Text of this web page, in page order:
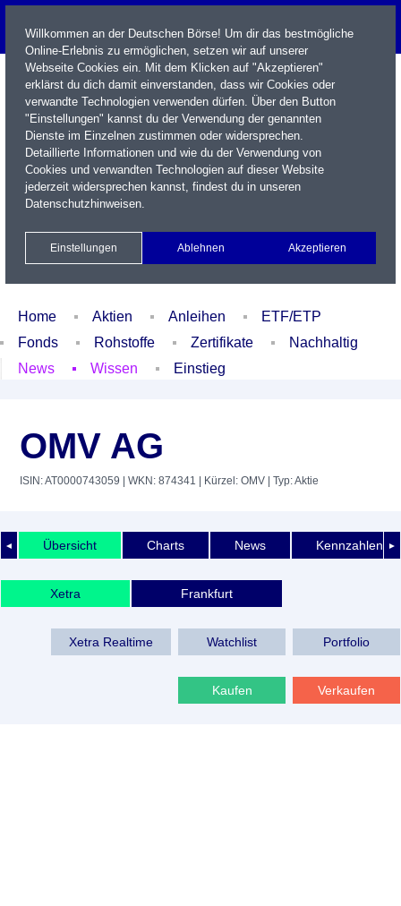
Name / WKN / ISIN / Kürzel
Xetra Realtime
Watchlist Portfolio Login
Home Aktien Anleihen
ETF/ETP
Fonds
Rohstoffe Zertifikate
Nachhaltig
News
Wissen Einstieg
OMV AG
ISIN: AT0000743059 | WKN: 874341 | Kürzel: OMV | Typ: Aktie
◄ ►
Übersicht Charts News Kennzahlen
Xetra Frankfurt
Xetra Realtime Watchlist Portfolio
Kaufen Verkaufen
Willkommen an der Deutschen Börse! Um dir das bestmögliche
Online-Erlebnis zu ermöglichen, setzen wir auf unserer
Webseite Cookies ein. Mit dem Klicken auf "Akzeptieren"
erklärst du dich damit einverstanden, dass wir Cookies oder
verwandte Technologien verwenden dürfen. Über den Button
"Einstellungen" kannst du der Verwendung der genannten
Dienste im Einzelnen zustimmen oder widersprechen.
Detaillierte Informationen und wie du der Verwendung von
Cookies und verwandten Technologien auf dieser Website
jederzeit widersprechen kannst, findest du in unseren
Datenschutzhinweisen.
Einstellungen Ablehnen Akzeptieren